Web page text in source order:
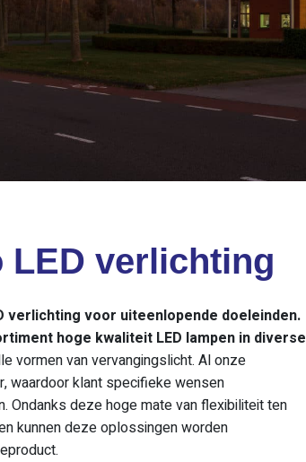
LED verlichting
verlichting voor uiteenlopende doeleinden.
hoge kwaliteit LED lampen in diverse
vormen van vervangingslicht. Al onze
waardoor klant specifieke wensen
Ondanks deze hoge mate van flexibiliteit ten
kunnen deze oplossingen worden